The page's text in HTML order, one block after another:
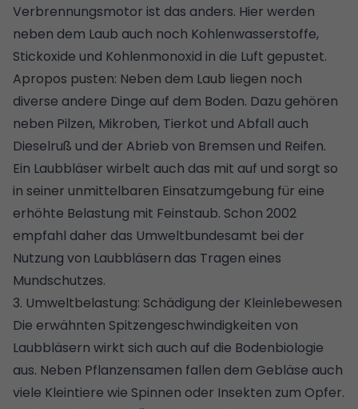
Verbrennungsmotor ist das anders. Hier werden
neben dem Laub auch noch Kohlenwasserstoffe,
Stickoxide und Kohlenmonoxid in die Luft gepustet.
Apropos pusten: Neben dem Laub liegen noch
diverse andere Dinge auf dem Boden. Dazu gehören
neben Pilzen, Mikroben, Tierkot und Abfall auch
Dieselruß und der Abrieb von Bremsen und Reifen.
Ein Laubbläser wirbelt auch das mit auf und sorgt so
in seiner unmittelbaren Einsatzumgebung für eine
erhöhte Belastung mit Feinstaub. Schon 2002
empfahl daher das Umweltbundesamt bei der
Nutzung von Laubbläsern das Tragen eines
Mundschutzes.
3. Umweltbelastung: Schädigung der Kleinlebewesen
Die erwähnten Spitzengeschwindigkeiten von
Laubbläsern wirkt sich auch auf die Bodenbiologie
aus. Neben Pflanzensamen fallen dem Gebläse auch
viele Kleintiere wie Spinnen oder Insekten zum Opfer.